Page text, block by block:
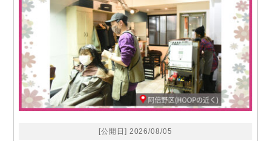
[公開日] 2026/08/05